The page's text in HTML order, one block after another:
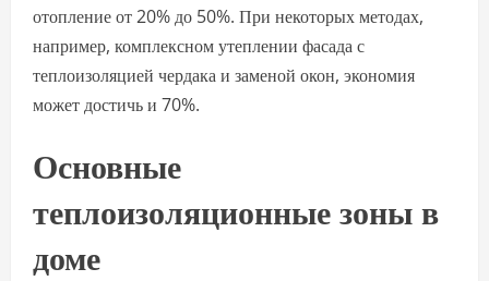
отопление от 20% до 50%. При некоторых методах,
например, комплексном утеплении фасада с
теплоизоляцией чердака и заменой окон, экономия
может достичь и 70%.
Основные
теплоизоляционные зоны в
доме